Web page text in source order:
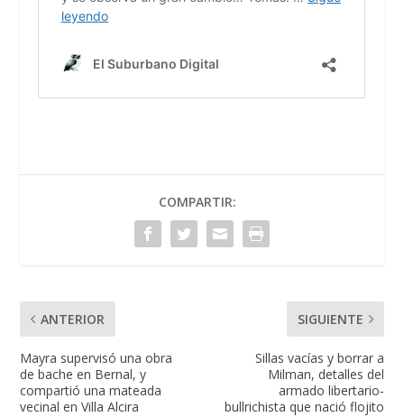
COMPARTIR:
ANTERIOR
Mayra supervisó una obra
de bache en Bernal, y
compartió una mateada
vecinal en Villa Alcira
SIGUIENTE
Sillas vacías y borrar a
Milman, detalles del
armado libertario-
bullrichista que nació flojito